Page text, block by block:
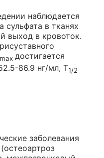
наблюдается
сульфата в тканях
выход в кровоток.
max достигается
86.9 нг/мл, T1/2
заболевания